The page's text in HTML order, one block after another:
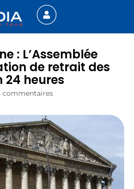
: L’Assemblée
de retrait des
24 heures
commentaires